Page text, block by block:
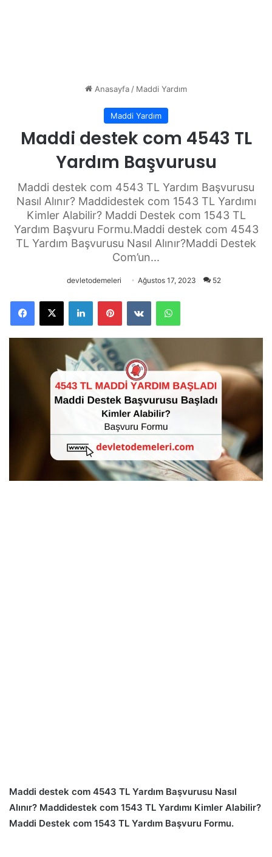
Anasayfa/ Maddi Yardım
Maddi Yardım
Maddi destek com 4543 TL
Yardım Başvurusu
Maddi destek com 4543 TL Yardım Başvurusu
Nasıl Alınır? Maddidestek com 1543 TL Yardımı
Kimler Alabilir? Maddi Destek com 1543 TL
Yardım Başvuru Formu.Maddi destek com 4543
TL Yardım Başvurusu Nasıl Alınır?Maddi Destek
Com’un...
devletodemeleri Ağustos 17, 2023 52
Maddi destek com 4543 TL Yardım Başvurusu Nasıl
Alınır? Maddidestek com 1543 TL Yardımı Kimler Alabilir?
Maddi Destek com 1543 TL Yardım Başvuru Formu.